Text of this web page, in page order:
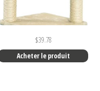
$39.78
Acheter le produit